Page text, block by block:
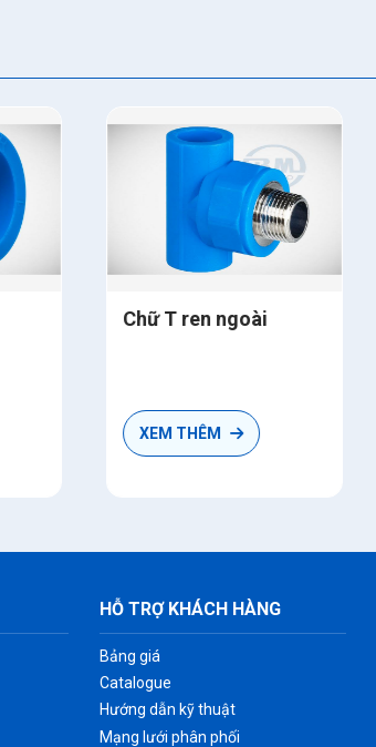
Chữ T ren ngoài
XEM THÊM
HỖ TRỢ KHÁCH HÀNG
Bảng giá
Catalogue
Hướng dẫn kỹ thuật
Mạng lưới phân phối